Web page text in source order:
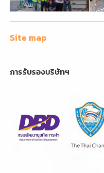
Site map
การรับรองบริษัทฯ